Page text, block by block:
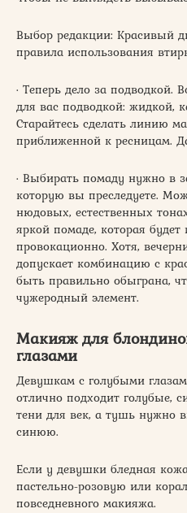
Выбор редакции: Красивый
правила использования
· Теперь дело за подводкой.
для вас подводкой: жидкой,
Старайтесь сделать линию
приближенной к ресницам.
· Выбирать помаду нужно в
которую вы преследуете.
нюдовых, естественных
яркой помаде, которая будет
провокационно. Хотя,
допускает комбинацию с
быть правильно обыграна,
чужеродный элемент.
Макияж для
глазами
Девушкам с голубыми
отлично подходит голубые,
тени для век, а тушь нужно
синюю.
Если у девушки бледная
пастельно-розовую или
повседневного макияжа.